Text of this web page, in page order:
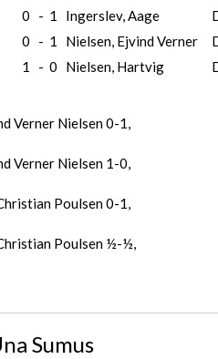
0 - 1 Ingerslev, Aage
0 - 1 Nielsen, Ejvind Verner
1 - 0 Nielsen, Hartvig
Verner Nielsen 0-1,
Verner Nielsen 1-0,
Poulsen 0-1,
Poulsen ½-½,
Sumus